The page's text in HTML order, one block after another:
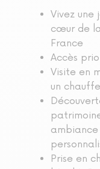
Vivez une
cœur de
France
Accès
Visite en
un
ambiance
Prise en